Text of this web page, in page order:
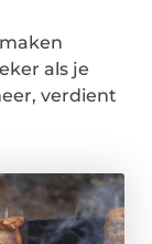
als je
verdient